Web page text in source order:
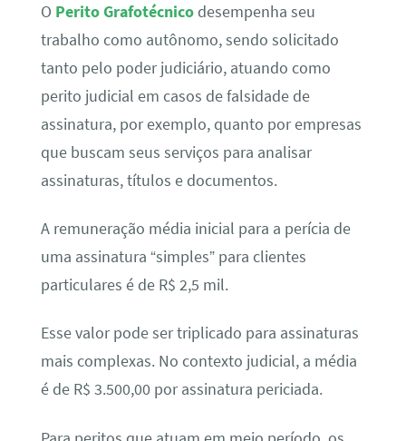
O Perito Grafotécnicodesempenha seu
trabalho como autônomo, sendo solicitado
tanto pelo poder judiciário, atuando como
perito judicial em casos de falsidade de
assinatura, por exemplo, quanto por empresas
que buscam seus serviços para analisar
assinaturas, títulos e documentos.
A remuneração média inicial para a perícia de
uma assinatura “simples” para clientes
particulares é de R$ 2,5 mil.
Esse valor pode ser triplicado para assinaturas
mais complexas. No contexto judicial, a média
é de R$ 3.500,00 por assinatura periciada.